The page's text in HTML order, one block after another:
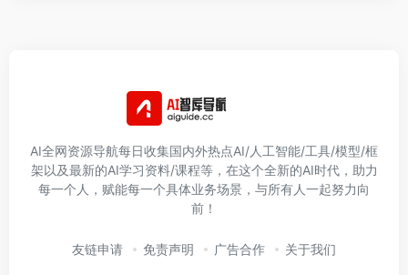
AI全网资源导航每日收集国内外热点AI/人工智能/工具/模型/框
架以及最新的AI学习资料/课程等，在这个全新的AI时代，助力
每一个人，赋能每一个具体业务场景，与所有人一起努力向
前！
友链申请 免责声明 广告合作 关于我们